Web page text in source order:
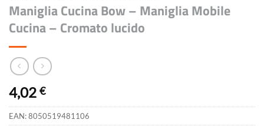
Maniglia Cucina Bow – Maniglia Mobile
Cucina – Cromato lucido
4,02 €
EAN:8050519481106